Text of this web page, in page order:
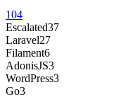
104
Escalated37
Laravel27
Filament6
AdonisJS3
WordPress3
Go3